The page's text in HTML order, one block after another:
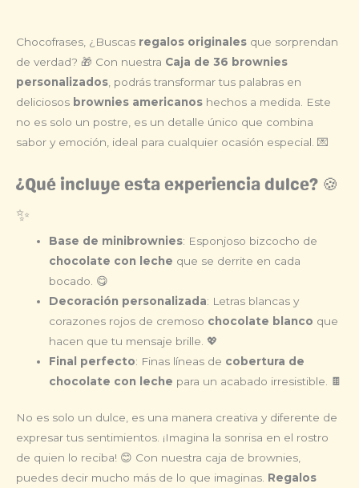
Chocofrases, ¿Buscas regalos originales que sorprendan
de verdad? 🎁 Con nuestra Caja de 36 brownies
personalizados , podrás transformar tus palabras en
deliciosos brownies americanos hechos a medida. Este
no es solo un postre, es un detalle único que combina
sabor y emoción, ideal para cualquier ocasión especial. 💌
¿Qué incluye esta experiencia dulce? 🍪
✨
Base de minibrownies: Esponjoso bizcocho de
chocolate con leche que se derrite en cada
bocado. 😋
Decoración personalizada: Letras blancas y
corazones rojos de cremoso chocolate blanco que
hacen que tu mensaje brille. 💖
Final perfecto: Finas líneas de cobertura de
chocolate con leche para un acabado irresistible. 🍫
No es solo un dulce, es una manera creativa y diferente de
expresar tus sentimientos. ¡Imagina la sonrisa en el rostro
de quien lo reciba! 😊 Con nuestra caja de brownies,
puedes decir mucho más de lo que imaginas. Regalos